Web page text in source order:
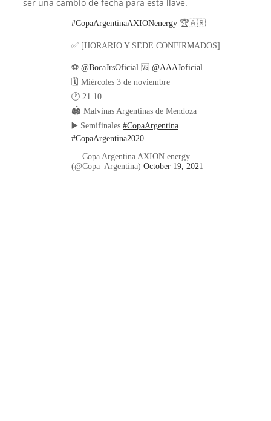
ser una cambio de fecha para esta llave.
#CopaArgentinaAXIONenergy 🏆🇦🇷
✅ [HORARIO Y SEDE CONFIRMADOS]
⚽ @BocaJrsOficial 🆚 @AAAJoficial
🗓️ Miércoles 3 de noviembre
🕐 21.10
🏟️ Malvinas Argentinas de Mendoza
▶️ Semifinales #CopaArgentina
#CopaArgentina2020
— Copa Argentina AXION energy
(@Copa_Argentina) October 19, 2021